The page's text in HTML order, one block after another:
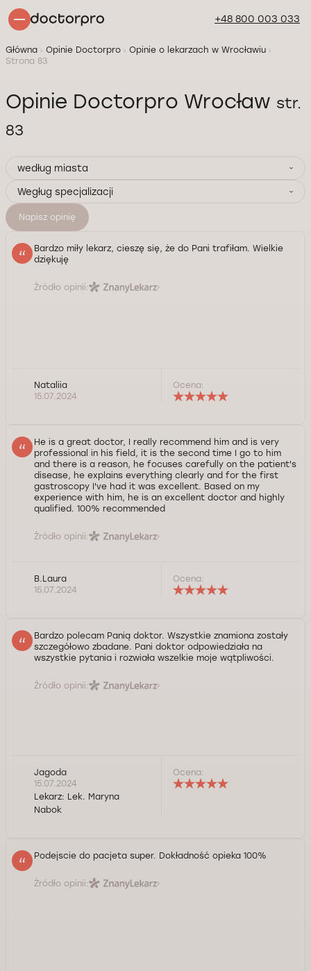
+48 800 003 033
Główna Opinie Doctorpro
Opinie o lekarzach w Wrocławiu
Strona 83
Opinie Doctorpro Wrocław str.
83
według miasta
Wegług specjalizacji
Napisz opinię
Bardzo miły lekarz, cieszę się, że do Pani trafiłam. Wielkie
dziękuję
Źródło opinii:
Nataliia
15.07.2024
Ocena:
He is a great doctor, I really recommend him and is very
professional in his field, it is the second time I go to him
and there is a reason, he focuses carefully on the patient's
disease, he explains everything clearly and for the first
gastroscopy I've had it was excellent. Based on my
experience with him, he is an excellent doctor and highly
qualified. 100% recommended
Źródło opinii:
B.Laura
15.07.2024
Ocena:
Bardzo polecam Panią doktor. Wszystkie znamiona zostały
szczegółowo zbadane. Pani doktor odpowiedziała na
wszystkie pytania i rozwiała wszelkie moje wątpliwości.
Źródło opinii:
Jagoda
15.07.2024
Lekarz: Lek. Maryna
Nabok
Ocena:
Podejscie do pacjeta super. Dokładność opieka 100%
Źródło opinii: